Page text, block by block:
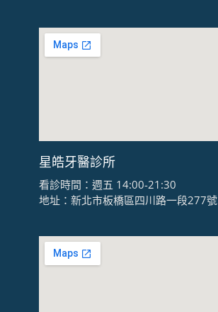
星皓牙醫診所
看診時間：週五 14:00-21:30
地址：新北市板橋區四川路一段277號